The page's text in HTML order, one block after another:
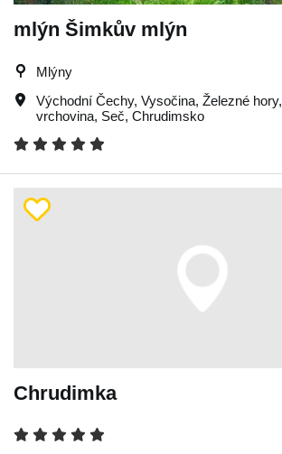
mlýn Šimkův mlýn
Mlýny
Východní Čechy, Vysočina, Železné hory,
vrchovina, Seč, Chrudimsko
Chrudimka